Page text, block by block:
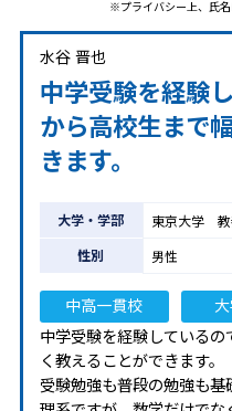
※プライバシー上、氏
水谷 晋也
中学受験を経験
から高校生まで
きます。
大学・学部 東京大学
性別 男性
中高一貫校
中学受験を経験している
く教えることができます。
受験勉強も普段の勉強も基